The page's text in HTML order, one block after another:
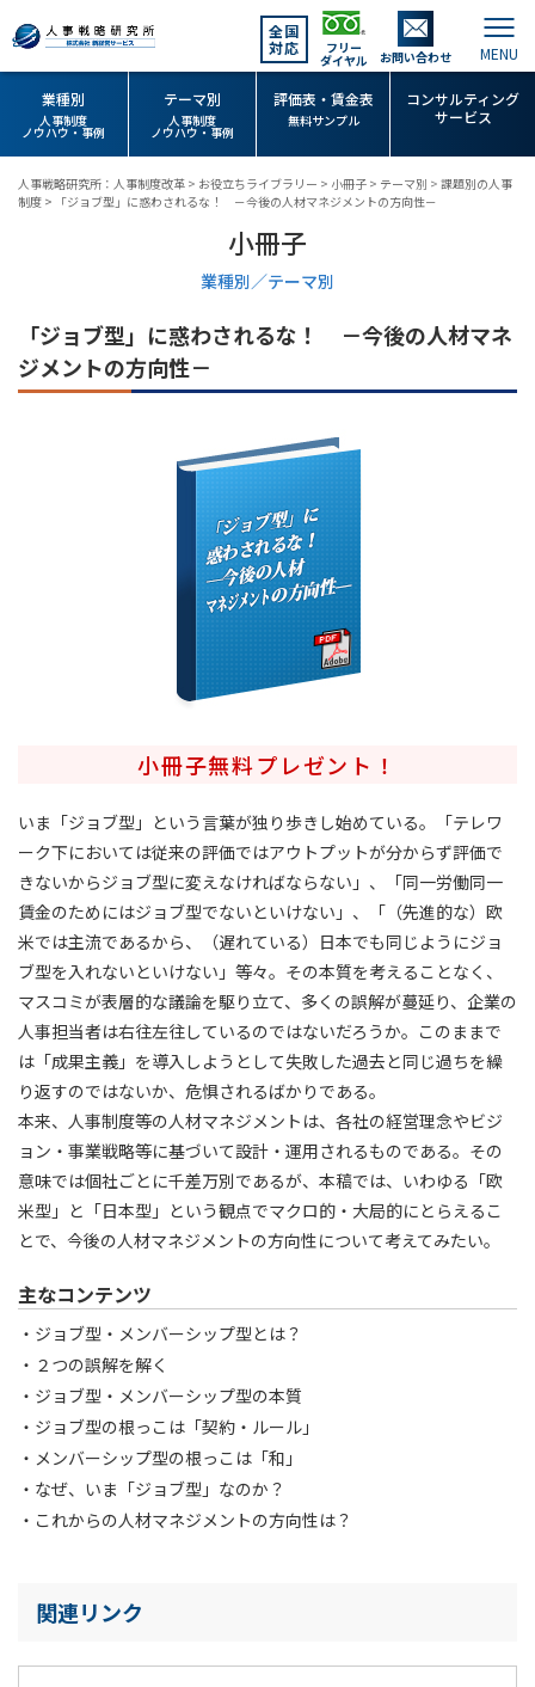
全国
対応
フリー
ダイヤル お問い合わせ
業種別
人事制度
ノウハウ・事例
テーマ別
人事制度
ノウハウ・事例
評価表・賃金表
無料サンプル
コンサルティング
サービス
人事戦略研究所：人事制度改革 > お役立ちライブラリー > 小冊子 > テーマ別 > 課題別の人事
制度 > 「ジョブ型」に惑わされるな！ －今後の人材マネジメントの方向性－
小冊子
業種別／テーマ別
「ジョブ型」に惑わされるな！ －今後の人材マネ
ジメントの方向性－
小冊子無料プレゼント！
いま「ジョブ型」という言葉が独り歩きし始めている。「テレワ
ーク下においては従来の評価ではアウトプットが分からず評価で
きないからジョブ型に変えなければならない」、「同一労働同一
賃金のためにはジョブ型でないといけない」、「（先進的な）欧
米では主流であるから、（遅れている）日本でも同じようにジョ
ブ型を入れないといけない」等々。その本質を考えることなく、
マスコミが表層的な議論を駆り立て、多くの誤解が蔓延り、企業の
人事担当者は右往左往しているのではないだろうか。このままで
は「成果主義」を導入しようとして失敗した過去と同じ過ちを繰
り返すのではないか、危惧されるばかりである。
本来、人事制度等の人材マネジメントは、各社の経営理念やビジ
ョン・事業戦略等に基づいて設計・運用されるものである。その
意味では個社ごとに千差万別であるが、本稿では、いわゆる「欧
米型」と「日本型」という観点でマクロ的・大局的にとらえるこ
とで、今後の人材マネジメントの方向性について考えてみたい。
主なコンテンツ
ジョブ型・メンバーシップ型とは？
２つの誤解を解く
ジョブ型・メンバーシップ型の本質
ジョブ型の根っこは「契約・ルール」
メンバーシップ型の根っこは「和」
なぜ、いま「ジョブ型」なのか？
これからの人材マネジメントの方向性は？
関連リンク